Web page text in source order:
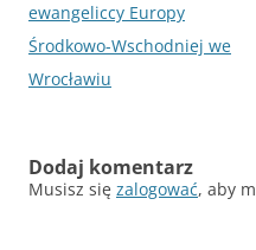
wpisu
ewangeliccy Europy
Środkowo-Wschodniej we
Wrocławiu
Dodaj komentarz
Musisz się zalogować, aby